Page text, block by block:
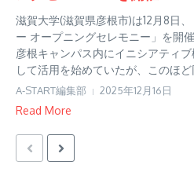
滋賀大学(滋賀県彦根市)は12月8日
ー オープニングセレモニー」を開
彦根キャンパス内にイニシアティ
して活用を始めていたが、このほど
A-START編集部 2025年12月16日
Read More